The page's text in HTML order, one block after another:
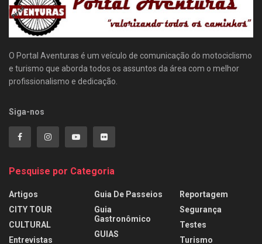
O Portal Aventuras é um veículo de comunicação do motociclismo
e turismo que aborda todos os assuntos da área com o melhor
profissionalismo e dedicação.
Siga-nos
Pesquise por Categoria
Artigos
CITY TOUR
CULTURAL
Entrevistas
Guia De Passeios
Guia
Gastronômico
GUIAS
Reportagem
Segurança
Testes
Turismo